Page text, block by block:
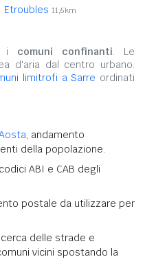
Etroubles 11,6km
i comuni confinanti. Le
d'aria dal centro urbano.
limitrofi a Sarre ordinati
, andamento
della popolazione.
ABI e CAB degli
postale da utilizzare per
delle strade e
vicini spostando la